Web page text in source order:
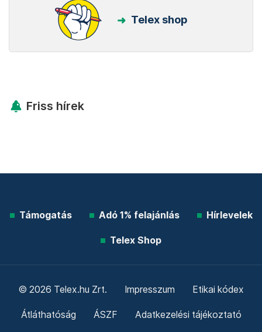
Telex shop
Friss hírek
Támogatás Adó 1% felajánlás Hírlevelek
Telex Shop
© 2026 Telex.hu Zrt. Impresszum Etikai kódex
Átláthatóság ÁSZF Adatkezelési tájékoztató